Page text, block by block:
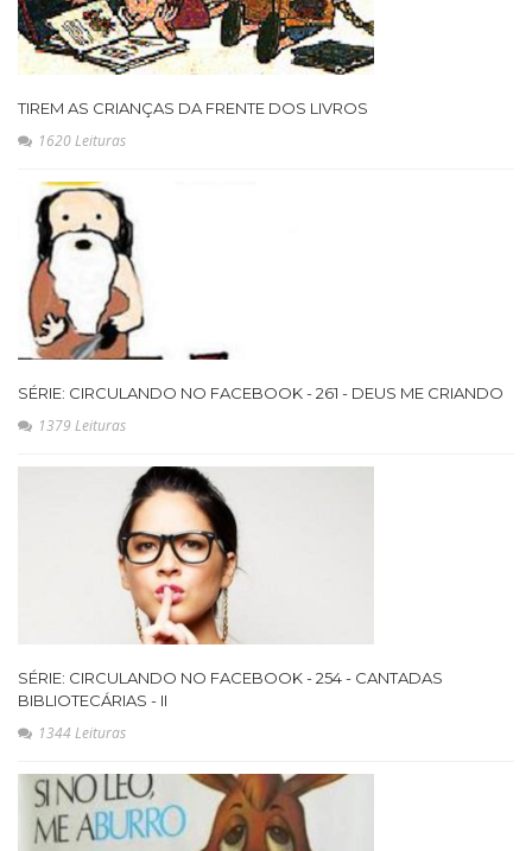
TIREM AS CRIANÇAS DA FRENTE DOS LIVROS
1620 Leituras
SÉRIE: CIRCULANDO NO FACEBOOK - 261 - DEUS ME CRIANDO
1379 Leituras
SÉRIE: CIRCULANDO NO FACEBOOK - 254 - CANTADAS
BIBLIOTECÁRIAS - II
1344 Leituras